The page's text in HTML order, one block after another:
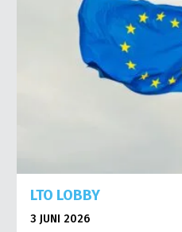
LTO LOBBY
3 JUNI 2026